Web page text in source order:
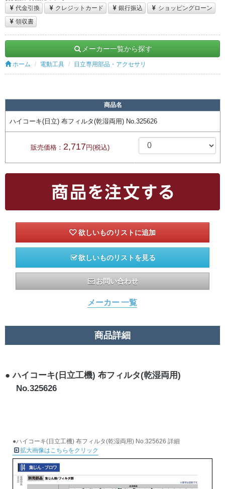
代金引換
クレジットカード 銀行振込
ショッピングローン
領収書
メーカー一覧から探す
ホーム 電動工具 日立専用部品・アクセサリ
商品名
ハイコーキ(日立) 布フィルタ(乾湿両用) No.325626
販売価格： 2,717円(税込)
欲しいものリストを見る
お問い合わせ
メーカー 一覧
商品詳細
ハイコーキ(日立工機) 布フィルタ(乾湿両用)
No.325626
●ハイコーキ(日立工機) 布フィルタ(乾湿両用) No.325626 詳細
拡大画像はこちらをクリック